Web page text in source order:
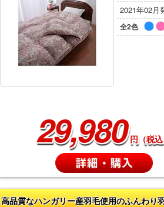
2021年02月
全2色
29,980 円（税込
高品質なハンガリー産羽毛使用のふんわり